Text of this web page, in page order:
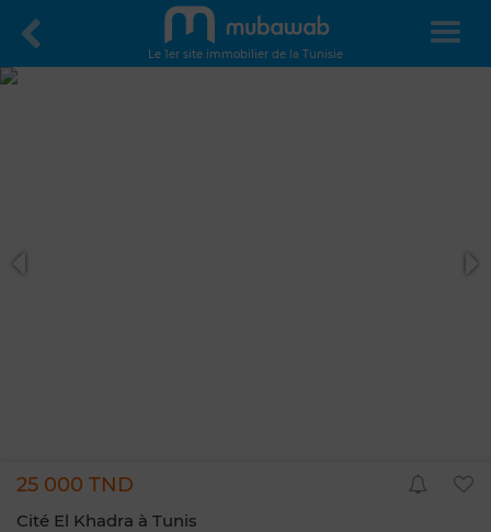
Le 1er site immobilier de la Tunisie
25 000 TND
Cité El Khadra à Tunis